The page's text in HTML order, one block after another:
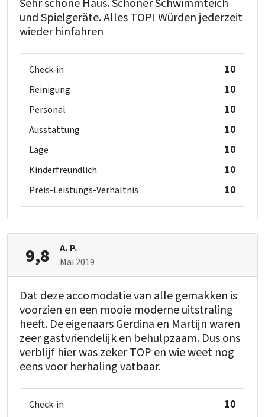
Sehr schöne Haus. Schöner Schwimmteich
und Spielgeräte. Alles TOP! Würden jederzeit
wieder hinfahren
Check-in 10
Reinigung 10
Personal 10
Ausstattung 10
Lage 10
Kinderfreundlich 10
Preis-Leistungs-Verhältnis 10
9,8
A. P.
Mai 2019
Dat deze accomodatie van alle gemakken is
voorzien en een mooie moderne uitstraling
heeft. De eigenaars Gerdina en Martijn waren
zeer gastvriendelijk en behulpzaam. Dus ons
verblijf hier was zeker TOP en wie weet nog
eens voor herhaling vatbaar.
Check-in 10